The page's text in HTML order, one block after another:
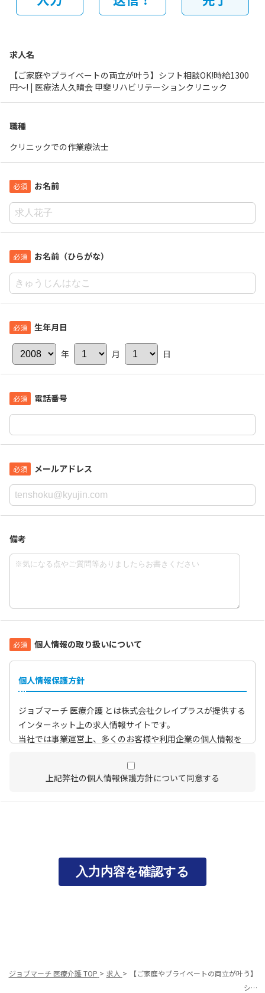
求人名
【ご家庭やプライベートの両立が叶う】シフト相談OK!時給1300
円～! | 医療法人久晴会 甲斐リハビリテーションクリニック
職種
クリニックでの作業療法士
お名前
お名前（ひらがな）
生年月日
年 月 日
電話番号
メールアドレス
備考
個人情報の取り扱いについて
個人情報保護方針
ジョブマーチ 医療介護 とは株式会社クレイプラスが提供する
インターネット上の求人情報サイトです。
当社では事業運営上、多くのお客様や利用企業の個人情報を
して責任ある対応を実現するものとします。
個人情報の管理にあたっては、漏洩・滅失・毀損の防止及
び是正、その他の安全管理のために必要かつ適切な措置を
上記弊社の個人情報保護方針について同意する
ジョブマーチ 医療介護 TOP 求人
【ご家庭やプライベートの両立が叶う】
シ…